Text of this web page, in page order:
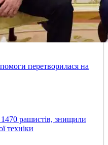
перетворилася на
1470 рашистів, знищили
техніки